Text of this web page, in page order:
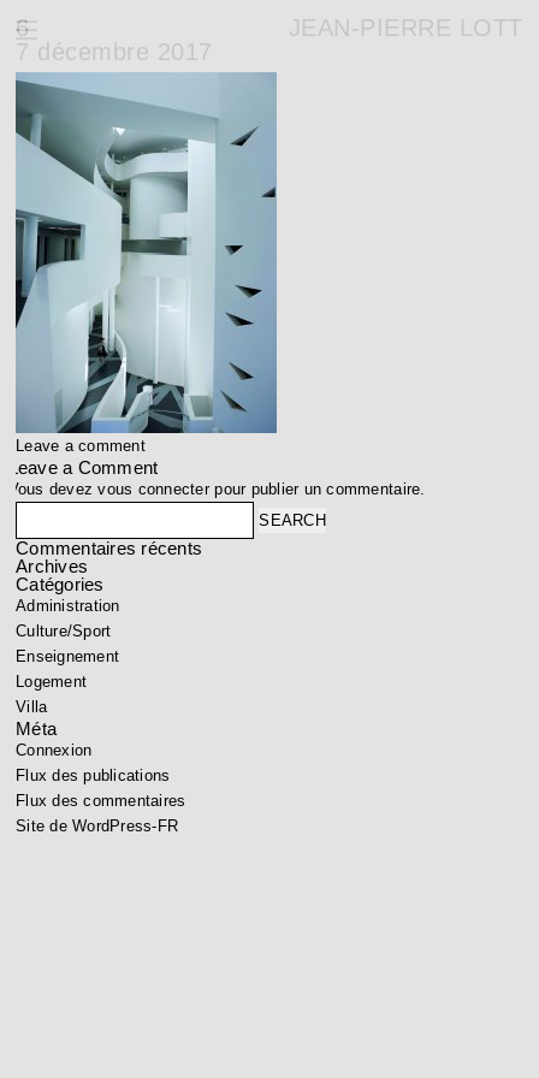
JEAN-PIERRE LOTT
6
7 décembre 2017
Leave a comment
Leave a Comment
Vous devezvous connecterpour publier un commentaire.
Commentaires récents
Archives
Catégories
Administration
Culture/Sport
Enseignement
Logement
Villa
Méta
Connexion
Flux des publications
Flux des commentaires
Site de WordPress-FR